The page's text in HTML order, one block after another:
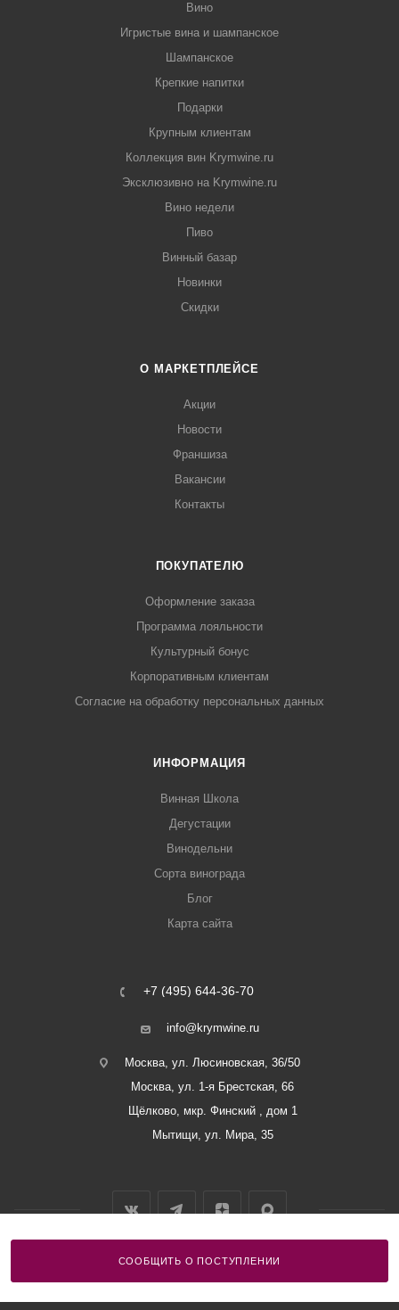
СООБЩИТЬ О ПОСТУПЛЕНИИ
Вино
Игристые вина и шампанское
Шампанское
Крепкие напитки
Подарки
Крупным клиентам
Коллекция вин Krymwine.ru
Эксклюзивно на Krymwine.ru
Вино недели
Пиво
Винный базар
Новинки
Скидки
О МАРКЕТПЛЕЙСЕ
Акции
Новости
Франшиза
Вакансии
Контакты
ПОКУПАТЕЛЮ
Оформление заказа
Программа лояльности
Культурный бонус
Корпоративным клиентам
Согласие на обработку персональных данных
ИНФОРМАЦИЯ
Винная Школа
Дегустации
Винодельни
Сорта винограда
Блог
Карта сайта
+7 (495) 644-36-70
info@krymwine.ru
Москва, ул. Люсиновская, 36/50
Москва, ул. 1-я Брестская, 66
Щёлково, мкр. Финский , дом 1
Мытищи, ул. Мира, 35